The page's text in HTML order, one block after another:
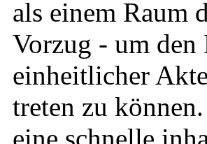
als einem Raum
Vorzug - um den
einheitlicher
treten zu
eine schnelle